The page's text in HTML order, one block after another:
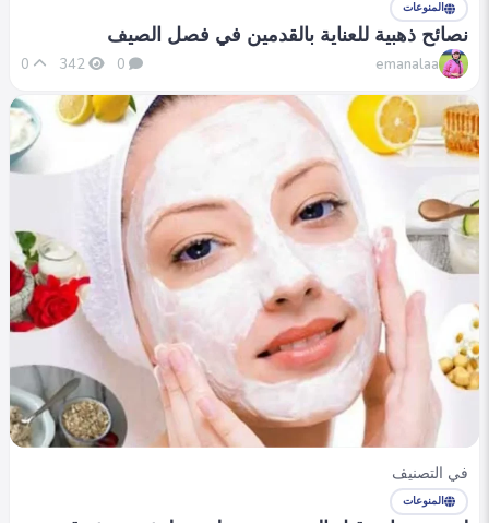
المنوعات
نصائح ذهبية للعناية بالقدمين في فصل الصيف
emanalaa
0
342
في التصنيف
المنوعات